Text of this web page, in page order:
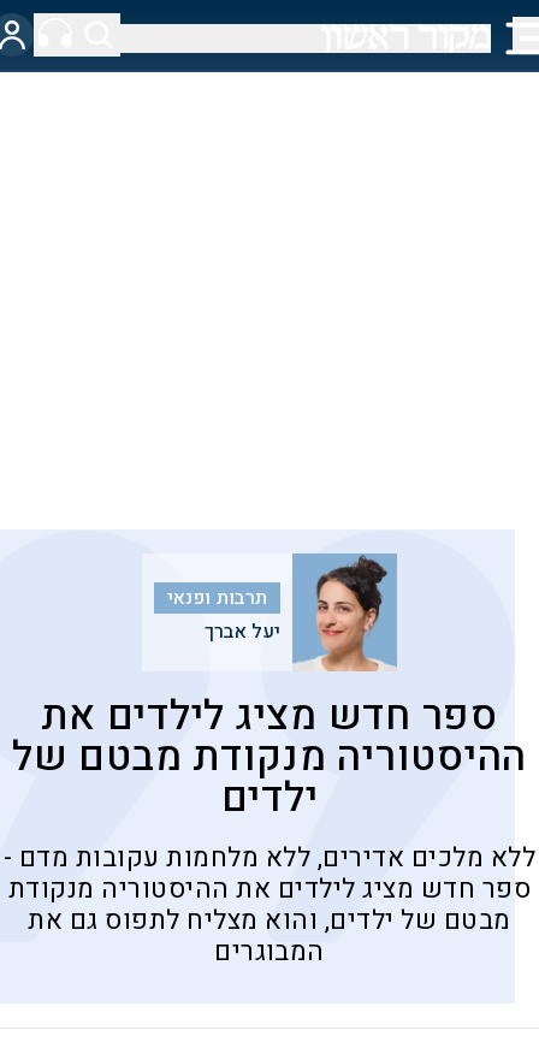
תרבות ופנאי
יעל אברך
ספר חדש מציג לילדים את
ההיסטוריה מנקודת מבטם של
ילדים
ללא מלכים אדירים, ללא מלחמות עקובות מדם -
ספר חדש מציג לילדים את ההיסטוריה מנקודת
מבטם של ילדים, והוא מצליח לתפוס גם את
המבוגרים